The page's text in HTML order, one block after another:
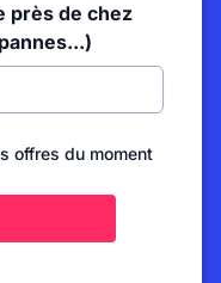
près de chez
offres du moment